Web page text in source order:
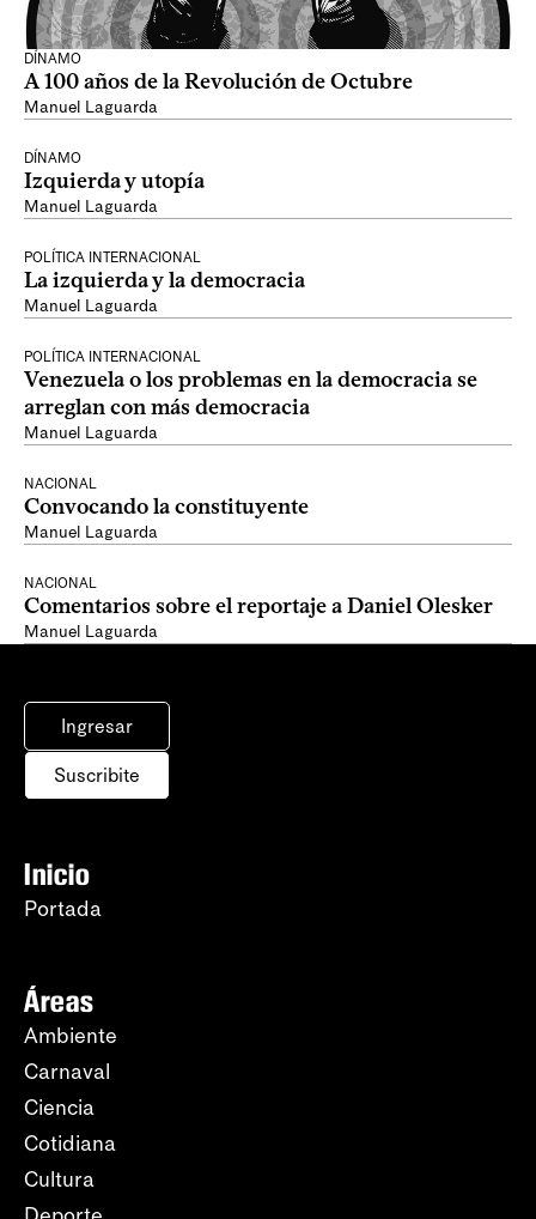
DÍNAMO
A 100 años de la Revolución de Octubre
Manuel Laguarda
DÍNAMO
Izquierda y utopía
Manuel Laguarda
POLÍTICA INTERNACIONAL
La izquierda y la democracia
Manuel Laguarda
POLÍTICA INTERNACIONAL
Venezuela o los problemas en la democracia se
arreglan con más democracia
Manuel Laguarda
NACIONAL
Convocando la constituyente
Manuel Laguarda
NACIONAL
Comentarios sobre el reportaje a Daniel Olesker
Manuel Laguarda
Ingresar
Suscribite
Inicio
Portada
Áreas
Ambiente
Carnaval
Ciencia
Cotidiana
Cultura